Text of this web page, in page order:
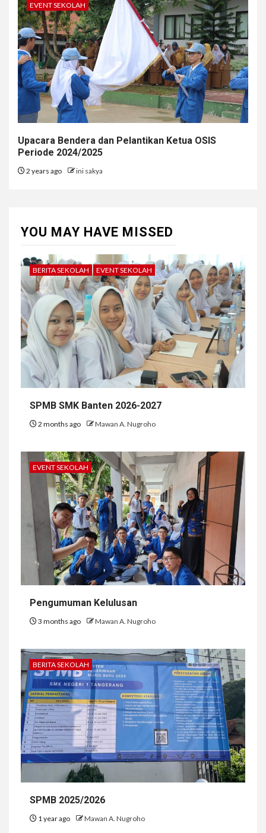
EVENT SEKOLAH
Upacara Bendera dan Pelantikan Ketua OSIS
Periode 2024/2025
2 years ago ini sakya
YOU MAY HAVE MISSED
BERITA SEKOLAH EVENT SEKOLAH
SPMB SMK Banten 2026-2027
2 months ago Mawan A. Nugroho
EVENT SEKOLAH
Pengumuman Kelulusan
3 months ago Mawan A. Nugroho
BERITA SEKOLAH
SPMB 2025/2026
1 year ago Mawan A. Nugroho